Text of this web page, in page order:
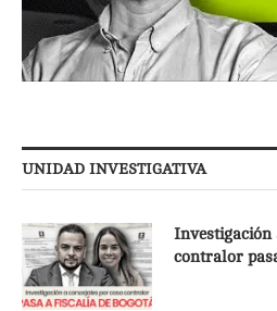
UNIDAD INVESTIGATIVA
Investigación
contralor